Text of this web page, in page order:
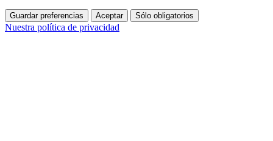
Guardar preferencias Aceptar Sólo obligatorios
Nuestra política de privacidad